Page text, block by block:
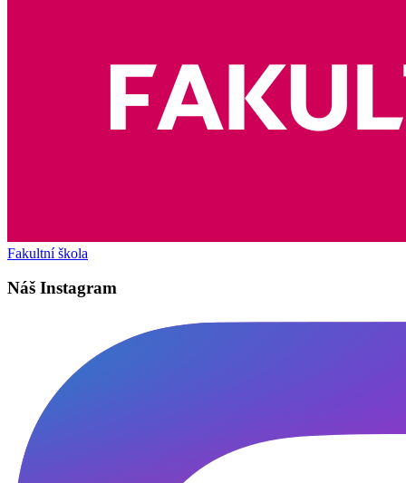
Fakultní škola
Náš Instagram